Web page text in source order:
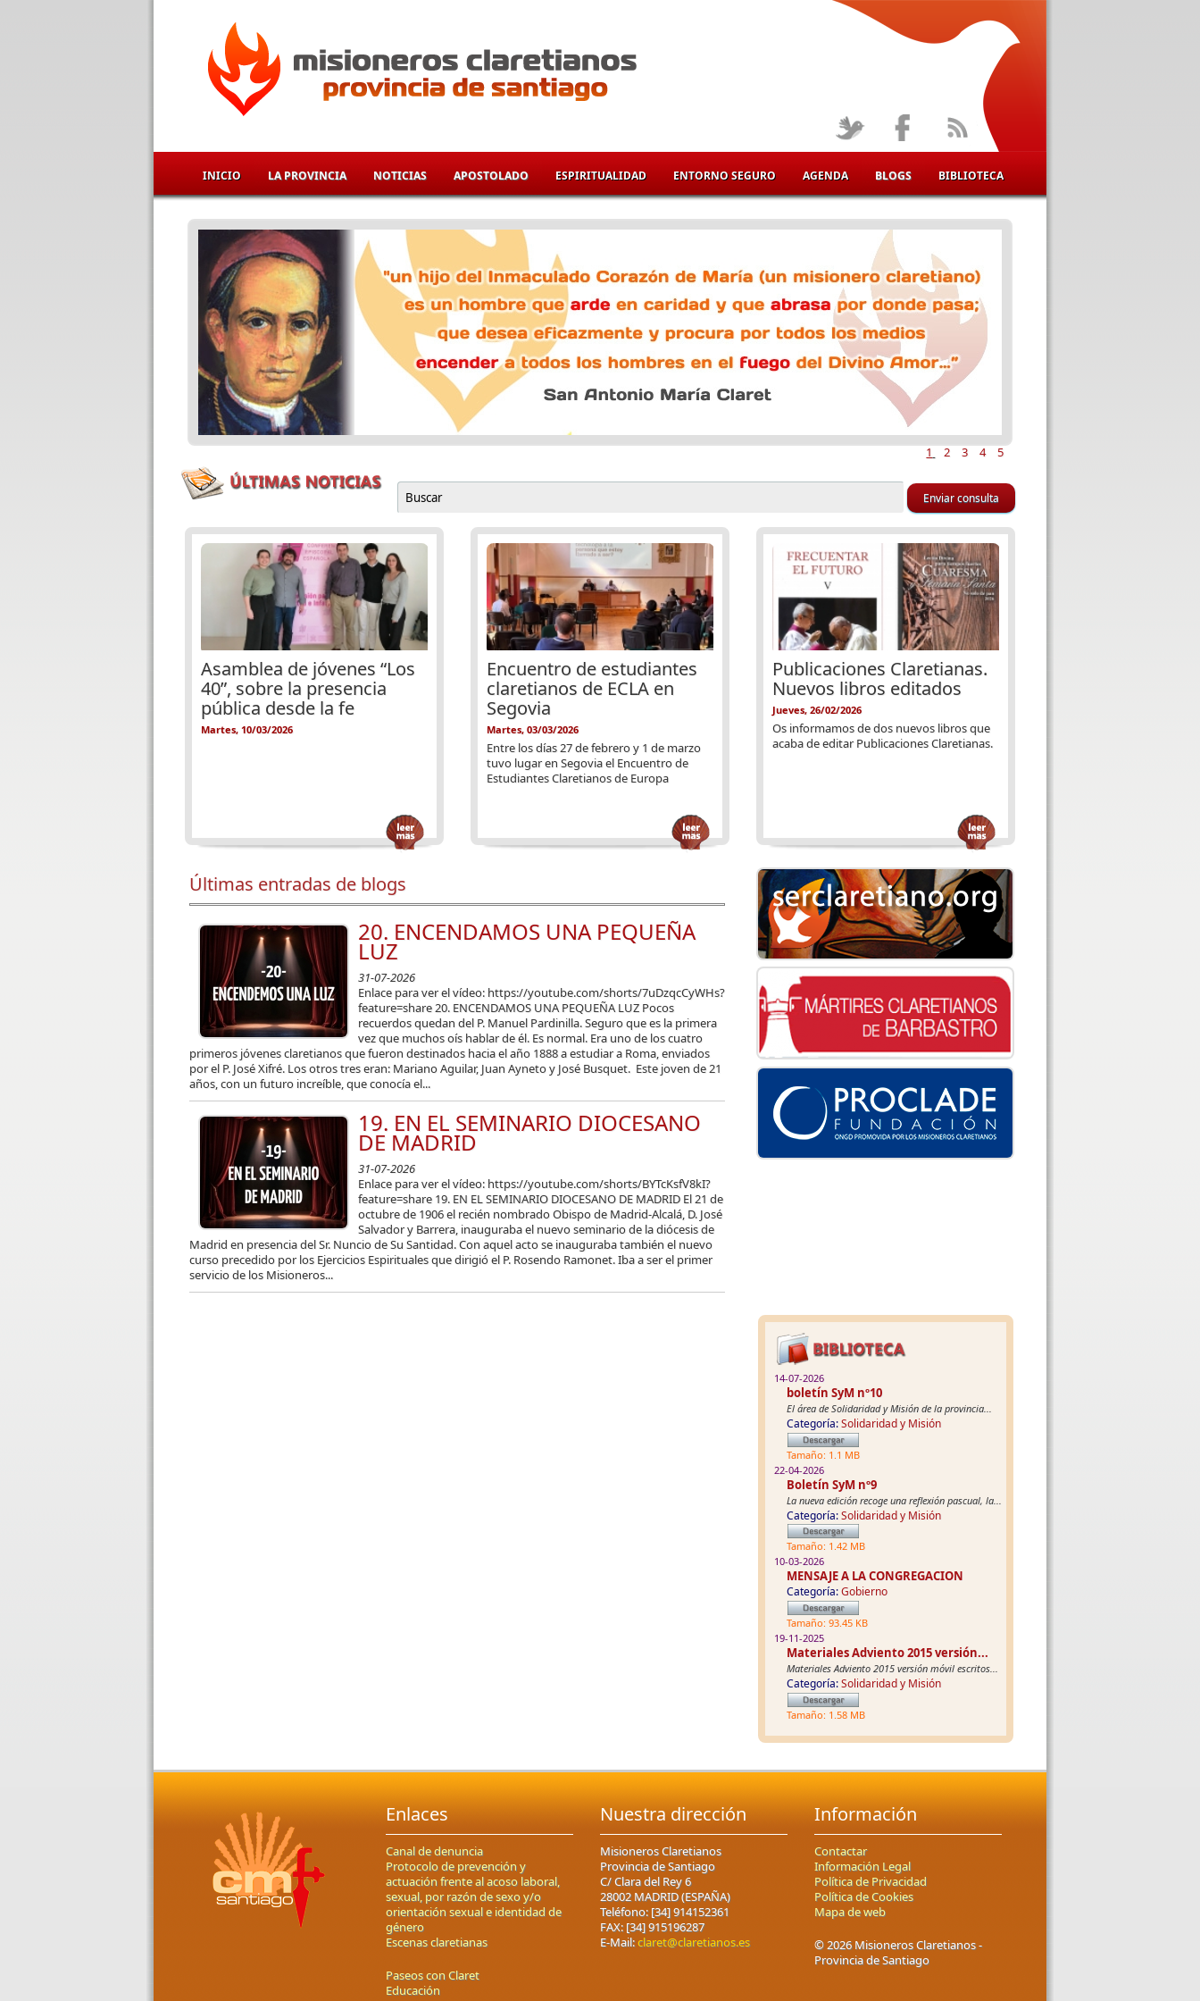
INICIO LA PROVINCIA NOTICIAS APOSTOLADO ESPIRITUALIDAD ENTORNO SEGURO AGENDA BLOGS BIBLIOTECA
1 2 3 4 5
Formulario de búsqueda
Buscar
Asamblea de jóvenes “Los
40”, sobre la presencia
pública desde la fe
Martes, 10/03/2026
Encuentro de estudiantes
claretianos de ECLA en
Segovia
Martes, 03/03/2026
Entre los días 27 de febrero y 1 de marzo
tuvo lugar en Segovia el Encuentro de
Estudiantes Claretianos de Europa
Publicaciones Claretianas.
Nuevos libros editados
Jueves, 26/02/2026
Os informamos de dos nuevos libros que
acaba de editar Publicaciones Claretianas.
Páginas
Últimas entradas de blogs
20. ENCENDAMOS UNA PEQUEÑA
LUZ
31-07-2026
Enlace para ver el vídeo: https://youtube.com/shorts/7uDzqcCyWHs?
feature=share 20. ENCENDAMOS UNA PEQUEÑA LUZ Pocos
recuerdos quedan del P. Manuel Pardinilla. Seguro que es la primera
vez que muchos oís hablar de él. Es normal. Era uno de los cuatro
primeros jóvenes claretianos que fueron destinados hacia el año 1888 a estudiar a Roma, enviados
por el P. José Xifré. Los otros tres eran: Mariano Aguilar, Juan Ayneto y José Busquet. Este joven de 21
años, con un futuro increíble, que conocía el...
19. EN EL SEMINARIO DIOCESANO
DE MADRID
31-07-2026
Enlace para ver el vídeo: https://youtube.com/shorts/BYTcKsfV8kI?
feature=share 19. EN EL SEMINARIO DIOCESANO DE MADRID El 21 de
octubre de 1906 el recién nombrado Obispo de Madrid-Alcalá, D. José
Salvador y Barrera, inauguraba el nuevo seminario de la diócesis de
Madrid en presencia del Sr. Nuncio de Su Santidad. Con aquel acto se inauguraba también el nuevo
curso precedido por los Ejercicios Espirituales que dirigió el P. Rosendo Ramonet. Iba a ser el primer
servicio de los Misioneros...
14-07-2026
boletín SyM nº10
El área de Solidaridad y Misión de la provincia...
Categoría:Solidaridad y Misión
Tamaño: 1.1 MB
22-04-2026
Boletín SyM nº9
La nueva edición recoge una reflexión pascual, la...
Categoría:Solidaridad y Misión
Tamaño: 1.42 MB
10-03-2026
MENSAJE A LA CONGREGACION
Categoría:Gobierno
Tamaño: 93.45 KB
19-11-2025
Materiales Adviento 2015 versión...
Materiales Adviento 2015 versión móvil escritos...
Categoría:Solidaridad y Misión
Tamaño: 1.58 MB
Enlaces
Canal de denuncia
Protocolo de prevención y
actuación frente al acoso laboral,
sexual, por razón de sexo y/o
orientación sexual e identidad de
género
Escenas claretianas
Paseos con Claret
Educación
Nuestra dirección
Misioneros Claretianos
Provincia de Santiago
C/ Clara del Rey 6
28002 MADRID (ESPAÑA)
Teléfono: [34] 914152361
FAX: [34] 915196287
E-Mail:claret@claretianos.es
Información
Contactar
Información Legal
Política de Privacidad
Política de Cookies
Mapa de web
© 2026 Misioneros Claretianos -
Provincia de Santiago